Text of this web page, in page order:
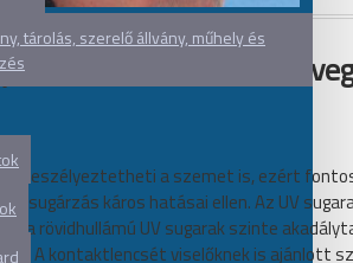
tárolás, szerelő állvány, műhely és
válasszunk
veszélyeztetheti a szemet is, ezért
káros hatásai ellen. Az UV
a rövidhullámú UV sugarak szinte
A kontaktlencsét viselőknek is ajánlott